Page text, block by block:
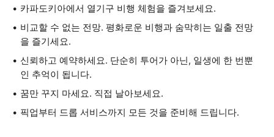
카파도키아에서 열기구 비행 체험을 즐겨보세요.
비교할 수 없는 전망. 평화로운 비행과 숨막히는 일출 전망
을 즐기세요.
신뢰하고 예약하세요. 단순히 투어가 아닌, 일생에 한 번뿐
인 추억이 됩니다.
꿈만 꾸지 마세요. 직접 날아보세요.
픽업부터 드롭 서비스까지 모든 것을 준비해 드립니다.